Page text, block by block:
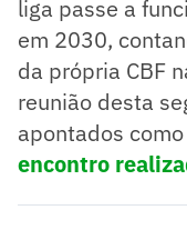
liga passe a
em 2030,
da própria CBF
reunião desta
apontados
encontro